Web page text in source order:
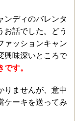
ンディのバレンタ
お話でした。どう
ァッションキャン
興味深いところで
す。
りませんが、意中
ケーキを送ってみ